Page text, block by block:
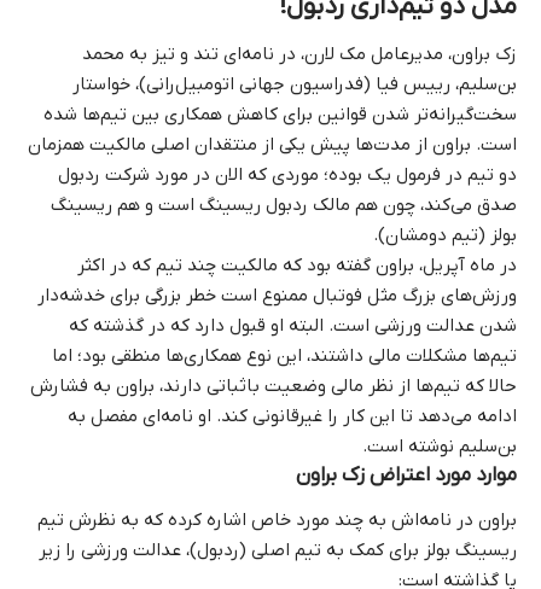
مدل دو تیم‌داری ردبول!
زک براون، مدیرعامل مک‌ لارن، در نامه‌ای تند و تیز به محمد
بن‌سلیم، رییس فیا (فدراسیون جهانی اتومبیل‌رانی)، خواستار
سخت‌گیرانه‌تر شدن قوانین برای کاهش همکاری بین تیم‌ها شده
است. براون از مدت‌ها پیش یکی از منتقدان اصلی مالکیت همزمان
دو تیم در فرمول یک بوده؛ موردی که الان در مورد شرکت ردبول
صدق می‌کند، چون هم مالک ردبول ریسینگ است و هم ریسینگ
بولز (تیم دومشان).
در ماه آپریل، براون گفته بود که مالکیت چند تیم که در اکثر
ورزش‌های بزرگ مثل فوتبال ممنوع است خطر بزرگی برای خدشه‌دار
شدن عدالت ورزشی است. البته او قبول دارد که در گذشته که
تیم‌ها مشکلات مالی داشتند، این نوع همکاری‌ها منطقی بود؛ اما
حالا که تیم‌ها از نظر مالی وضعیت باثباتی دارند، براون به فشارش
ادامه می‌دهد تا این کار را غیرقانونی کند. او نامه‌ای مفصل به
بن‌سلیم نوشته است.
موارد مورد اعتراض زک براون
براون در نامه‌اش به چند مورد خاص اشاره کرده که به نظرش تیم
ریسینگ بولز برای کمک به تیم اصلی (ردبول)، عدالت ورزشی را زیر
پا گذاشته است: